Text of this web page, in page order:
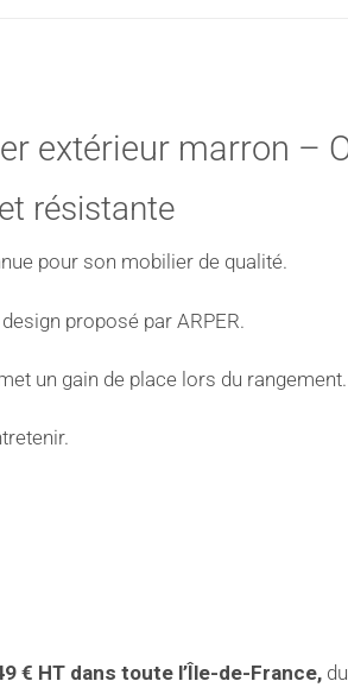
extérieur marron –
résistante
pour son mobilier de qualité.
proposé par ARPER.
un gain de place lors du rangement.
€ HT dans toute l’Île-de-France,